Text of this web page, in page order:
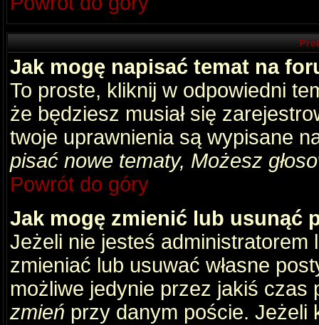
Jak mogę napisać temat na
To proste, kliknij w odpowiedni
że będziesz musiał się
twoje uprawnienia są wypisane
pisać nowe tematy, Możesz
Powrót do góry
Jak mogę zmienić lub usunąć
Jeżeli nie jesteś
zmieniać lub usuwać własne
możliwe jedynie przez jakiś
zmień przy danym poście. Jeżeli